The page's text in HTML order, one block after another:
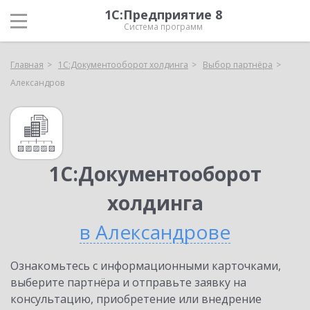
1С:Предприятие 8
Система программ
Главная 1С:Документооборот холдинга
Выбор партнёра
Александров
1С:Документооборот
холдинга
в Александрове
Ознакомьтесь с информационными карточками,
выберите партнёра и отправьте заявку на
консультацию, приобретение или внедрение